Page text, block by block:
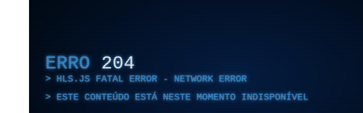
ERRO 204
HLS.JS FATAL ERROR - NETWORK ERROR
ESTE CONTEÚDO ESTÁ NESTE MOMENTO INDISPONÍVEL